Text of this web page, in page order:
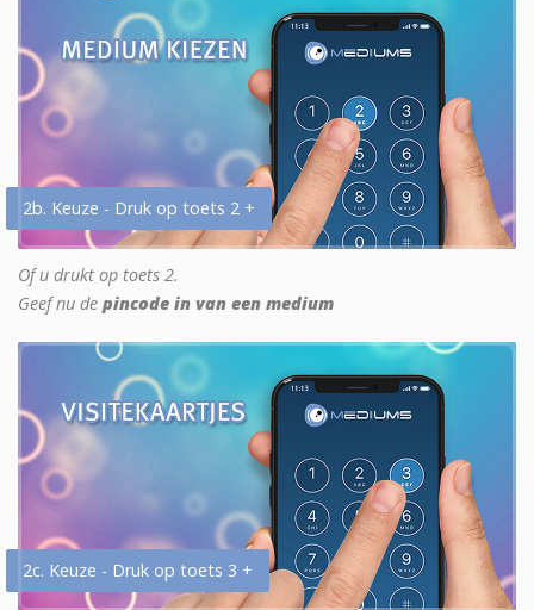
2b. Keuze - Druk op toets 2 +
Of u drukt op toets 2.
Geef nu de pincode in van een medium
2c. Keuze - Druk op toets 3 +